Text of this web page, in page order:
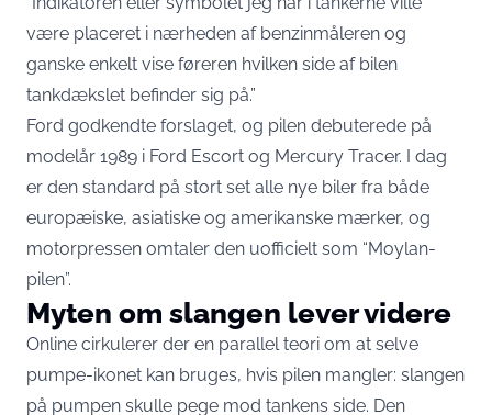
være placeret i nærheden af benzinmåleren og
ganske enkelt vise føreren hvilken side af bilen
tankdækslet befinder sig på.”
Ford godkendte forslaget, og pilen debuterede på
modelår 1989 i Ford Escort og Mercury Tracer. I dag
er den standard på stort set alle nye biler fra både
europæiske, asiatiske og amerikanske mærker, og
motorpressen omtaler den uofficielt som “Moylan-
pilen”.
Myten om slangen lever videre
Online cirkulerer der en parallel teori om at selve
pumpe-ikonet kan bruges, hvis pilen mangler: slangen
på pumpen skulle pege mod tankens side. Den